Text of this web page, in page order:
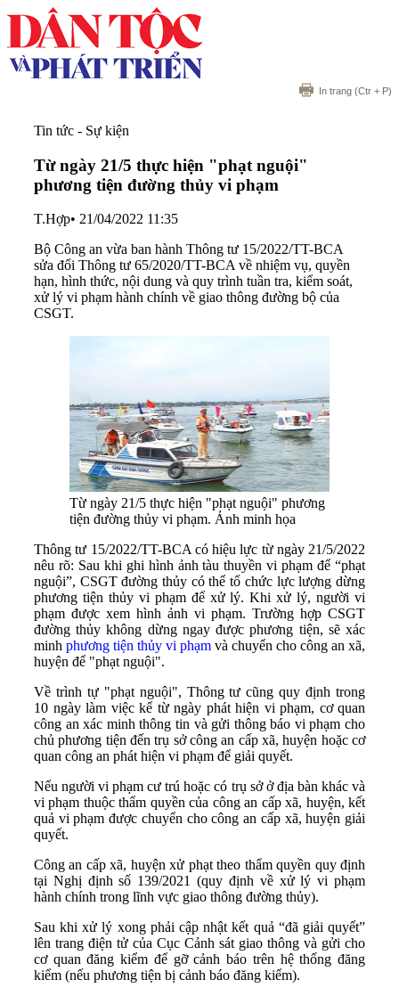
In trang (Ctr + P)
Tin tức - Sự kiện
Từ ngày 21/5 thực hiện "phạt nguội"
phương tiện đường thủy vi phạm
T.Hợp• 21/04/2022 11:35
Bộ Công an vừa ban hành Thông tư 15/2022/TT-BCA
sửa đổi Thông tư 65/2020/TT-BCA về nhiệm vụ, quyền
hạn, hình thức, nội dung và quy trình tuần tra, kiểm soát,
xử lý vi phạm hành chính về giao thông đường bộ của
CSGT.
Từ ngày 21/5 thực hiện "phạt nguội" phương
tiện đường thủy vi phạm. Ảnh minh họa
Thông tư 15/2022/TT-BCA có hiệu lực từ ngày 21/5/2022
nêu rõ: Sau khi ghi hình ảnh tàu thuyền vi phạm để “phạt
nguội”, CSGT đường thủy có thể tổ chức lực lượng dừng
phương tiện thủy vi phạm để xử lý. Khi xử lý, người vi
phạm được xem hình ảnh vi phạm. Trường hợp CSGT
đường thủy không dừng ngay được phương tiện, sẽ xác
minh phương tiện thủy vi phạm và chuyển cho công an xã,
huyện để "phạt nguội".
Về trình tự "phạt nguội", Thông tư cũng quy định trong
10 ngày làm việc kể từ ngày phát hiện vi phạm, cơ quan
công an xác minh thông tin và gửi thông báo vi phạm cho
chủ phương tiện đến trụ sở công an cấp xã, huyện hoặc cơ
quan công an phát hiện vi phạm để giải quyết.
Nếu người vi phạm cư trú hoặc có trụ sở ở địa bàn khác và
vi phạm thuộc thẩm quyền của công an cấp xã, huyện, kết
quả vi phạm được chuyển cho công an cấp xã, huyện giải
quyết.
Công an cấp xã, huyện xử phạt theo thẩm quyền quy định
tại Nghị định số 139/2021 (quy định về xử lý vi phạm
hành chính trong lĩnh vực giao thông đường thủy).
Sau khi xử lý xong phải cập nhật kết quả “đã giải quyết”
lên trang điện tử của Cục Cảnh sát giao thông và gửi cho
cơ quan đăng kiểm để gỡ cảnh báo trên hệ thống đăng
kiểm (nếu phương tiện bị cảnh báo đăng kiểm).